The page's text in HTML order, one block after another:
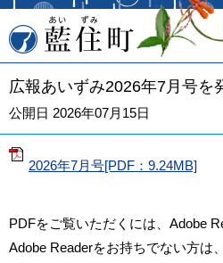
広報あいずみ2026年7月号を
公開日 2026年07月15日
2026年7月号[PDF：9.24MB]
PDFをご覧いただくには、Adobe
Adobe Readerをお持ちでない方は